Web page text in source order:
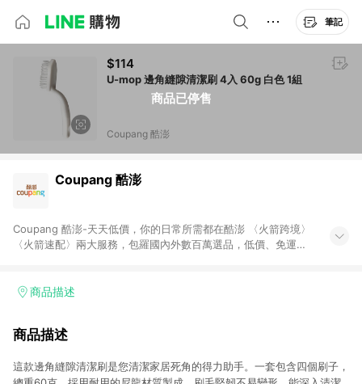
筆記
商品已停售
$114
U-mop 邊角縫隙清潔刷 4入 60g 白色 1組
Coupang 酷澎
Coupang 酷澎
Coupang 酷澎-天天低價，你的日常所需都在酷澎 〈火箭跨境〉
〈火箭速配〉兩大服務，包羅國內外數百萬選品，低價、免運，
加入WOW會員告別湊免運，火箭速配、火箭跨境優質選品不限金
商品描述
商品描述
這款邊角縫隙清潔刷是您清潔家居死角的得力助手。一套包含四個刷子，